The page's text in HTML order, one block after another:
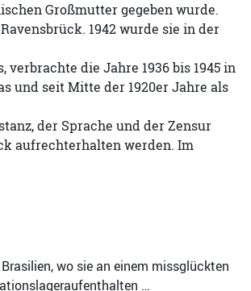
Großmutter gegeben wurde.
1942 wurde sie in der
die Jahre 1936 bis 1945 in
und seit Mitte der 1920er Jahre als
der Sprache und der Zensur
aufrechterhalten werden. Im
wo sie an einem missglückten
…